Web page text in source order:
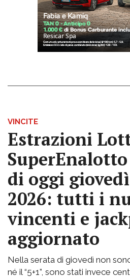
VINCITE
Estrazioni
di oggi
2026: tutti i
vincenti e
aggiornato
Nella serata di giovedì non
né il “5+1”, sono stati invece